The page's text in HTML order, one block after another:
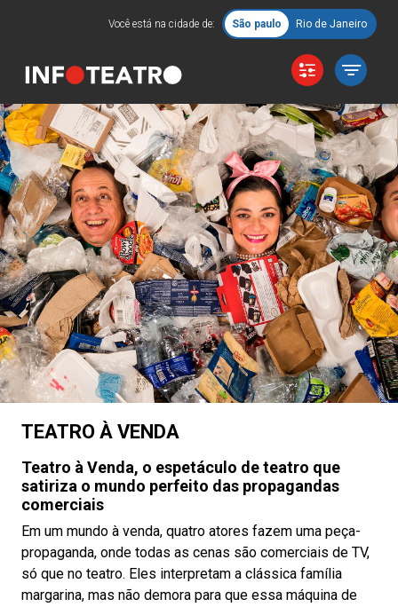
Você está na cidade de: São paulo Rio de Janeiro
TEATRO À VENDA
Teatro à Venda, o espetáculo de teatro que
satiriza o mundo perfeito das propagandas
comerciais
Em um mundo à venda, quatro atores fazem uma peça-
propaganda, onde todas as cenas são comerciais de TV,
só que no teatro. Eles interpretam a clássica família
margarina, mas não demora para que essa máquina de